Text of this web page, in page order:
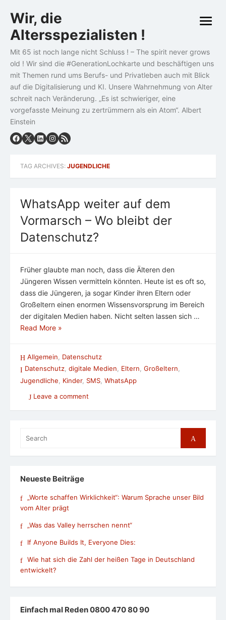
to
content
Wir, die
Altersspezialisten !
Mit 65 ist noch lange nicht Schluss ! – The spirit never grows
old ! Wir sind die #GenerationLochkarte und beschäftigen uns
mit Themen rund ums Berufs- und Privatleben auch mit Blick
auf die Digitalisierung und KI. Unsere Wahrnehmung von Alter
schreit nach Veränderung. „Es ist schwieriger, eine
vorgefasste Meinung zu zertrümmern als ein Atom“. Albert
Einstein
open
TAG ARCHIVES: JUGENDLICHE
WhatsApp weiter auf dem
Vormarsch – Wo bleibt der
Datenschutz?
Früher glaubte man noch, dass die Älteren den
Jüngeren Wissen vermitteln könnten. Heute ist es oft so,
dass die Jüngeren, ja sogar Kinder ihren Eltern oder
Großeltern einen enormen Wissensvorsprung im Bereich
der digitalen Medien haben. Nicht selten lassen sich …
Read More »
Allgemein
Datenschutz
Datenschutz, digitale Medien, Eltern, Großeltern,
Jugendliche
Kinder, SMS WhatsApp
Leave a comment
for:
Search
Neueste Beiträge
„Worte schaffen Wirklichkeit“: Warum Sprache unser Bild
vom Alter prägt
„Was das Valley herrschen nennt“
If Anyone Builds It, Everyone Dies:
Wie hat sich die Zahl der heißen Tage in Deutschland
entwickelt?
Einfach mal Reden 0800 470 80 90